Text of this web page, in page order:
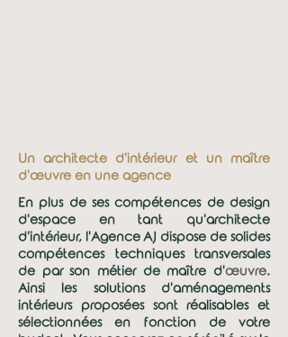
Un architecte d'intérieur et un maître
d'œuvre en une agence
En plus de ses compétences de design
d'espace en tant qu'architecte
d'intérieur, l'Agence AJ dispose de solides
compétences techniques transversales
de par son métier de maître d'œuvre.
Ainsi les solutions d'aménagements
intérieurs proposées sont réalisables et
sélectionnées en fonction de votre